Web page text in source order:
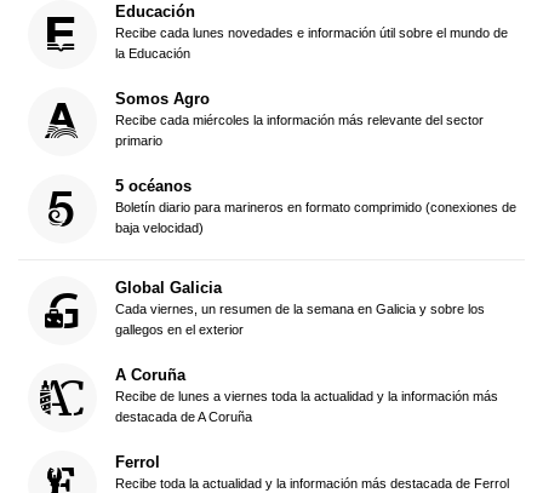
Educación
Recibe cada lunes novedades e información útil sobre el mundo de
la Educación
Somos Agro
Recibe cada miércoles la información más relevante del sector
primario
5 océanos
Boletín diario para marineros en formato comprimido (conexiones de
baja velocidad)
Global Galicia
Cada viernes, un resumen de la semana en Galicia y sobre los
gallegos en el exterior
A Coruña
Recibe de lunes a viernes toda la actualidad y la información más
destacada de A Coruña
Ferrol
Recibe toda la actualidad y la información más destacada de Ferrol